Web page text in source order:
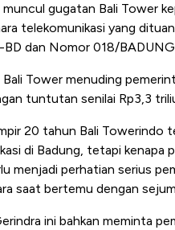
muncul gugatan Bali Tower
telekomunikasi yang
dan Nomor 018/
Bali Tower menuding
tuntutan senilai Rp3,3
20 tahun Bali Towerindo
di Badung, tetapi
menjadi perhatian serius
saat bertemu dengan
ini bahkan meminta